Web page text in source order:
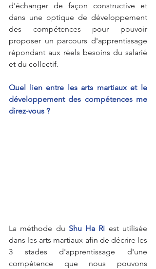
d'échanger de façon constructive et
dans une optique de développement
des compétences pour pouvoir
proposer un parcours d'apprentissage
répondant aux réels besoins du salarié
et du collectif.
Quel lien entre les arts martiaux et le
développement des compétences me
direz-vous ?
La méthode du Shu Ha Ri est utilisée
dans les arts martiaux afin de décrire les
3 stades d'apprentissage d'une
compétence que nous pouvons